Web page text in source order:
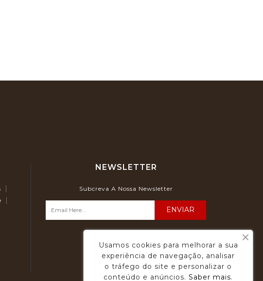
NEWSLETTER
Subcreva A Nossa Newsletter
Usamos cookies para melhorar a sua
experiência de navegação, analisar
o tráfego do site e personalizar o
conteúdo e anúncios. Saber mais.